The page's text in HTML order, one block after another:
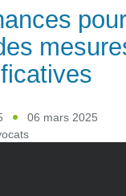
06 mars 2025